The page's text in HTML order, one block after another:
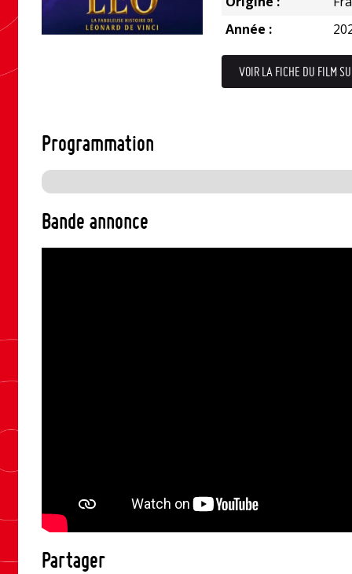
Année :
VOIR LA FICHE DU FILM
Programmation
Bande annonce
Partager